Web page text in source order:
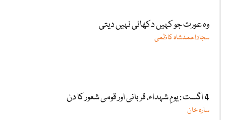
وہ عورت جو کہیں دکھائی نہیں دیتی
سجاداحمدشاہ کاظمی
4 اگست : یومِ شہداء، قربانی اور قومی شعور کا دن
سارہ خان